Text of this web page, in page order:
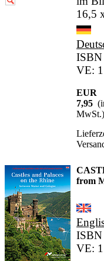
16,5
ISBN
VE: 1
EUR
7,95
MwSt.)
from
ISBN
VE: 1